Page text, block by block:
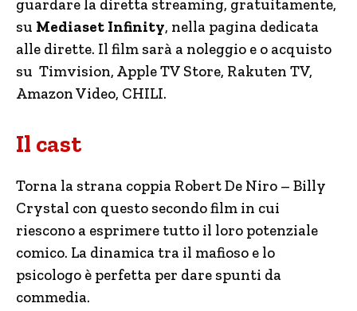
guardare la diretta streaming, gratuitamente,
su Mediaset Infinity, nella pagina dedicata
alle dirette. Il film sarà a noleggio e o acquisto
su Timvision, Apple TV Store, Rakuten TV,
Amazon Video, CHILI.
Il cast
Torna la strana coppia Robert De Niro – Billy
Crystal con questo secondo film in cui
riescono a esprimere tutto il loro potenziale
comico. La dinamica tra il mafioso e lo
psicologo è perfetta per dare spunti da
commedia.